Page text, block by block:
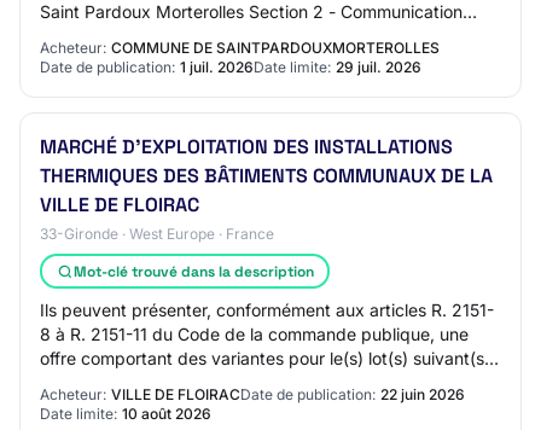
Saint Pardoux Morterolles Section 2 - Communication
Acheteur: COMMUNE DE SAINTPARDOUXMORTEROLLES
Date de publication: 1 juil. 2026Date limite: 29 juil. 2026
MARCHÉ D'EXPLOITATION DES INSTALLATIONS
THERMIQUES DES BÂTIMENTS COMMUNAUX DE LA
VILLE DE FLOIRAC
33-Gironde · West Europe · France
Mot-clé trouvé dans la description
Ils peuvent présenter, conformément aux articles R. 2151-
8 à R. 2151-11 du Code de la commande publique, une
offre comportant des variantes pour le(s) lot(s) suivant(s) :
Acheteur: VILLE DE FLOIRACDate de publication: 22 juin 2026
Date limite: 10 août 2026